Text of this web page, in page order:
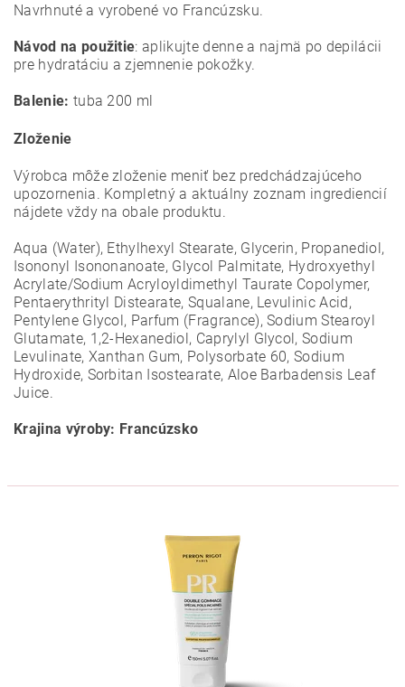
Navrhnuté a vyrobené vo Francúzsku.
Návod na použitie: aplikujte denne a najmä po depilácii
pre hydratáciu a zjemnenie pokožky.
Balenie: tuba 200 ml
Zloženie
Výrobca môže zloženie meniť bez predchádzajúceho
upozornenia. Kompletný a aktuálny zoznam ingrediencií
nájdete vždy na obale produktu.
Aqua (Water), Ethylhexyl Stearate, Glycerin, Propanediol,
Isononyl Isononanoate, Glycol Palmitate, Hydroxyethyl
Acrylate/Sodium Acryloyldimethyl Taurate Copolymer,
Pentaerythrityl Distearate, Squalane, Levulinic Acid,
Pentylene Glycol, Parfum (Fragrance), Sodium Stearoyl
Glutamate, 1,2-Hexanediol, Caprylyl Glycol, Sodium
Levulinate, Xanthan Gum, Polysorbate 60, Sodium
Hydroxide, Sorbitan Isostearate, Aloe Barbadensis Leaf
Juice.
Krajina výroby: Francúzsko